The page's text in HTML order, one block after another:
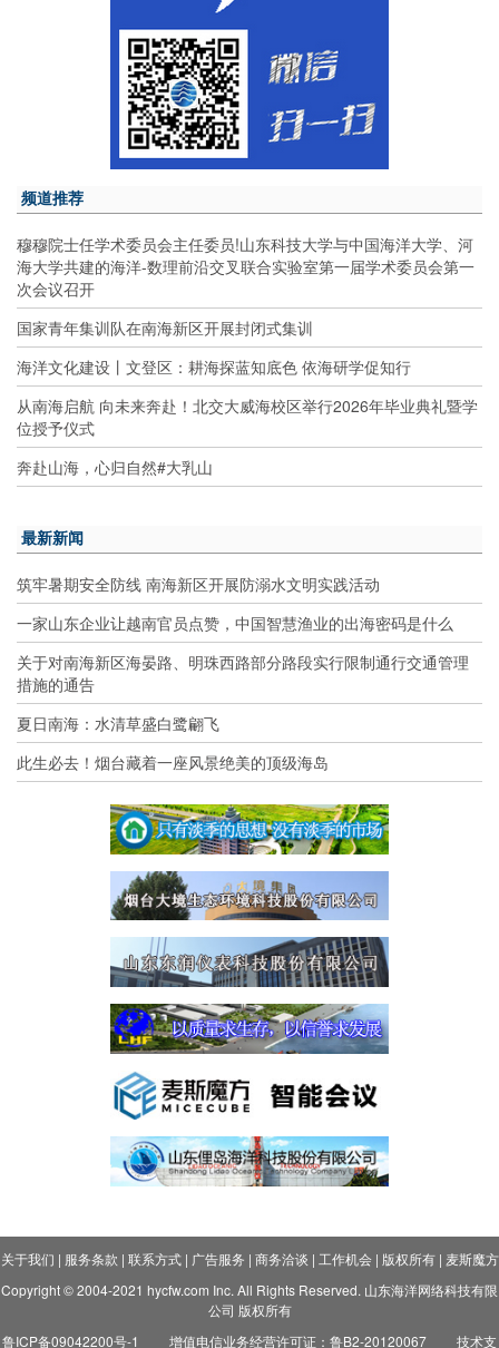
频道推荐
穆穆院士任学术委员会主任委员!山东科技大学与中国海洋大学、河
海大学共建的海洋-数理前沿交叉联合实验室第一届学术委员会第一
次会议召开
国家青年集训队在南海新区开展封闭式集训
海洋文化建设丨文登区：耕海探蓝知底色 依海研学促知行
从南海启航 向未来奔赴！北交大威海校区举行2026年毕业典礼暨学
位授予仪式
奔赴山海，心归自然#大乳山
最新新闻
筑牢暑期安全防线 南海新区开展防溺水文明实践活动
一家山东企业让越南官员点赞，中国智慧渔业的出海密码是什么
关于对南海新区海晏路、明珠西路部分路段实行限制通行交通管理
措施的通告
夏日南海：水清草盛白鹭翩飞
此生必去！烟台藏着一座风景绝美的顶级海岛
关于我们 | 服务条款 | 联系方式| 广告服务 | 商务洽谈 | 工作机会| 版权所有| 麦斯魔方
Copyright © 2004-2021 hycfw.com Inc. All Rights Reserved. 山东海洋网络科技有限
公司 版权所有
鲁ICP备09042200号-1
增值电信业务经营许可证：鲁B2-20120067 技术支